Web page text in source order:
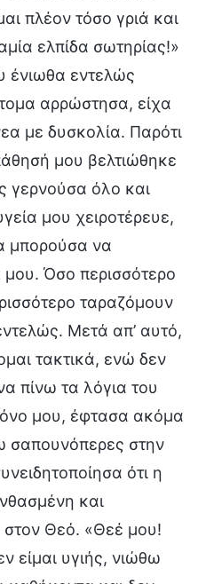
πλέον τόσο γριά και
ελπίδα σωτηρίας!»
ένιωθα εντελώς
αρρώστησα, είχα
με δυσκολία. Παρότι
μου βελτιώθηκε
γερνούσα όλο και
μου χειροτέρευε,
μπορούσα να
Όσο περισσότερο
ταραζόμουν
Μετά απ’ αυτό,
τακτικά, ενώ δεν
πίνω τα λόγια του
μου, έφτασα ακόμα
σαπουνόπερες στην
ότι η
και
Θεό. «Θεέ μου!
είμαι υγιής, νιώθω